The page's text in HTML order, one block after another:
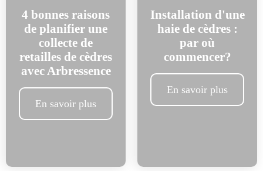
4 bonnes raisons
de planifier une
collecte de
retailles de cèdres
avec Arbressence
En savoir plus
Installation d'une
haie de cèdres :
par où
commencer?
En savoir plus